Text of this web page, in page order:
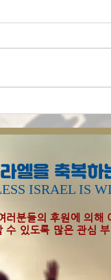
엘을 축복하
ISRAEL IS
러분들의 후원에 의해
수 있도록 많은 관심